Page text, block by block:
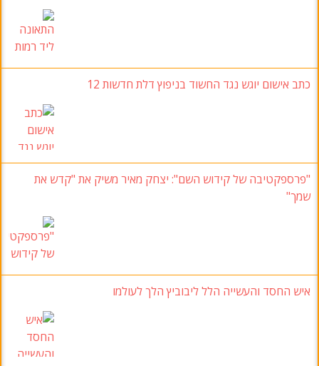
כתב אישום יוגש נגד החשוד בניפוץ דלת חדשות 12
"פרספקטיבה של קידוש השם": יצחק מאיר משיק את "קדש את
שמך"
איש החסד והעשייה הלל ליבוביץ הלך לעולמו